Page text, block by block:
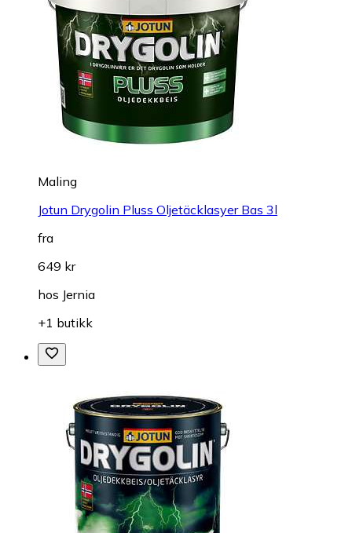
Maling
Jotun Drygolin Pluss Oljetäcklasyer Bas 3l
fra
649 kr
hos Jernia
+1 butikk